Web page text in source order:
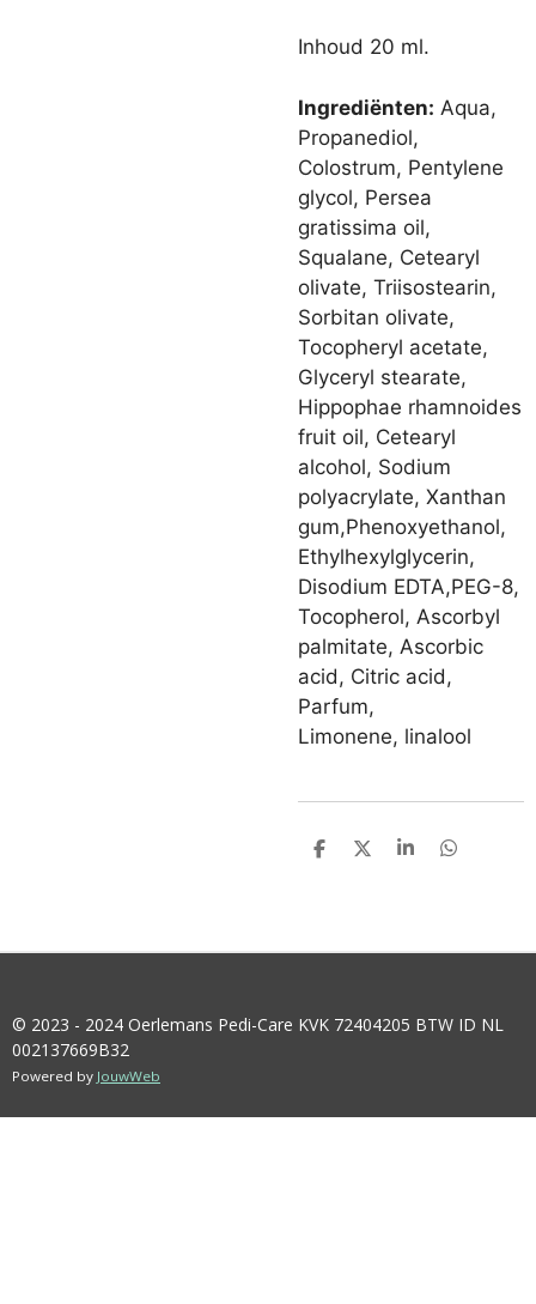
Inhoud 20 ml.
Ingrediënten: Aqua,
Propanediol,
Colostrum, Pentylene
glycol, Persea
gratissima oil,
Squalane, Cetearyl
olivate, Triisostearin,
Sorbitan olivate,
Tocopheryl acetate,
Glyceryl stearate,
Hippophae rhamnoides
fruit oil, Cetearyl
alcohol, Sodium
polyacrylate, Xanthan
gum,Phenoxyethanol,
Ethylhexylglycerin,
Disodium EDTA,PEG-8,
Tocopherol, Ascorbyl
palmitate, Ascorbic
acid, Citric acid,
Parfum,
Limonene, linalool
D
D
S
D
© 2023 - 2024 Oerlemans Pedi-Care KVK 72404205 BTW ID NL
002137669B32
Powered by JouwWeb